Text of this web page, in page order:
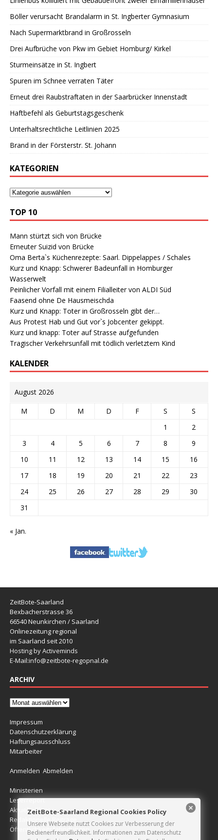
Böller verursacht Brandalarm in St. Ingberter Gymnasium
Nach Supermarktbrand in Großrosseln
Drei Aufbrüche von Pkw im Gebiet Homburg/ Kirkel
Sturmeinsätze in St. Ingbert
Spuren im Schnee verraten Täter
Erneut drei Raubstraftaten in der Saarbrücker Innenstadt
Haftbefehl als Geburtstagsgeschenk
Unterhaltsrechtliche Leitlinien 2025
Brand in der Försterstr. St. Johann
KATEGORIEN
TOP 10
Mann stürtzt sich von Brücke
Erneuter Suizid von Brücke
Oma Berta`s Küchenrezepte: Saarl. Dippelappes / Schales
Kurz und Knapp: Schwerer Badeunfall in Homburger
Wasserwelt
Peinlicher Vorfall mit einem Filialleiter von ALDI Süd
Faasend ohne De Hausmeischda
Kurz und Knapp: Toter in Großrosseln gibt der…
Aus Protest Hab und Gut vor`s Jobcenter gekippt.
Kurz und knapp: Toter auf Strasse aufgefunden
Tragischer Verkehrsunfall mit tödlich verletztem Kind
KALENDER
August 2026
M D M D F S
S
1
2
3
4 5 6 7 8
9
10
11 12 13 14 15
16
17
18 19 20 21 22
23
24
25 26 27 28 29
30
31
« Jan.
ZeitBote-Saarland
Bexbacherstrasse 36
66540 Neunkirchen / Saarland
Onlinezeitung regional
im Saarland seit 2010
Hosting by Activeminds
E-Mail:info@zeitbote-regopnal.de
ARCHIV
Impressum
Datenschutzerklärung
Haftungsausschluss
Mitarbeiter
Anmelden Abmelden
Ministerien
Leserreport
Aktuelle Blitzer
Redaktionelle Beiträge
Öffentlichkeitsfahndungen
ZeitBote-Saarland Regional Cookies Policy
Unsere Webseite nutzt Cookies zur Verbesserung der
Bedienerfreundlichkeit. Informationen zum Datenschutz